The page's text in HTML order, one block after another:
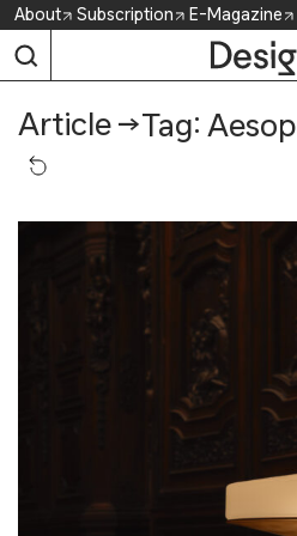
Skip
content
About Subscription E-Magazine
Article →Tag: Aesop